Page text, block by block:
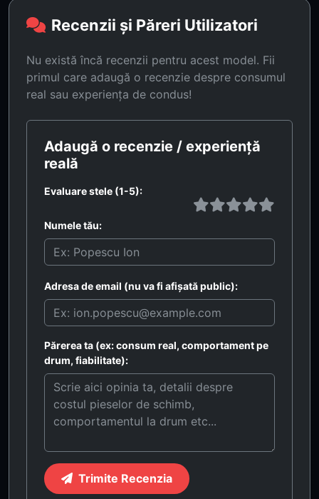
Recenzii și Păreri Utilizatori
Nu există încă recenzii pentru acest model. Fii
primul care adaugă o recenzie despre consumul
real sau experiența de condus!
Adaugă o recenzie / experiență
reală
Evaluare stele (1-5):
Numele tău:
Adresa de email (nu va fi afișată public):
Părerea ta (ex: consum real, comportament pe
drum, fiabilitate):
Trimite Recenzia